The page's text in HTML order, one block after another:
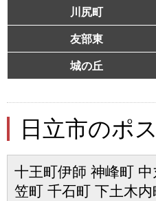
川尻町
友部東
城の丘
日立市のポ
十王町伊師 神峰町
笠町 千石町 下土木